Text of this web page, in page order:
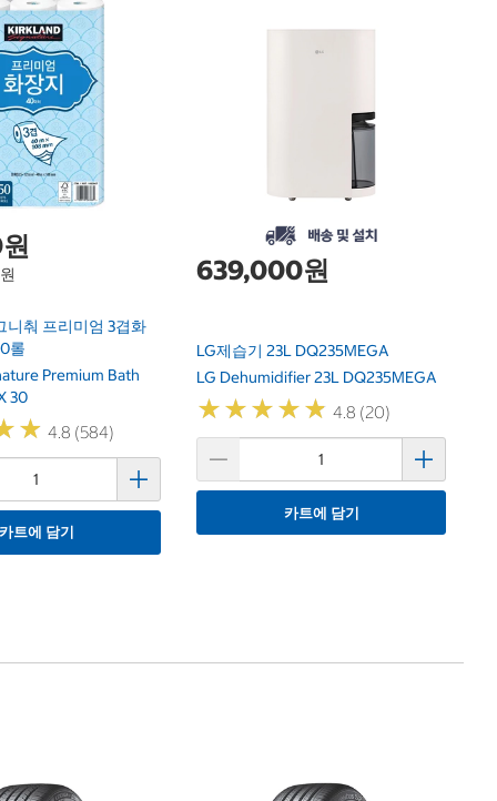
니춰 프리미엄 3겹화
롤
Premium Bath
30
★
★ 4.8 (584)
트에 담기
639,000원
LG제습기 23L DQ235MEGA
LG Dehumidifier 23L DQ235MEGA
★★★★★
★★★★★ 4.8 (20)
카트에 담기